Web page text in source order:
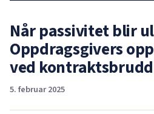
Når passivitet blir
Oppdragsgivers
ved kontraktsbrudd
5. februar 2025